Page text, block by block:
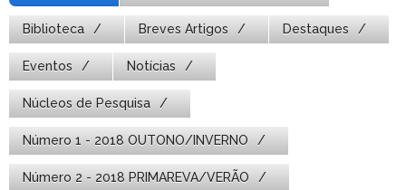
Biblioteca Breves Artigos Destaques
Eventos Notícias
Núcleos de Pesquisa
Número 1 - 2018 OUTONO/INVERNO
Número 2 - 2018 PRIMAREVA/VERÃO